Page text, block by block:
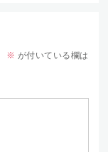
※ が付いている欄は